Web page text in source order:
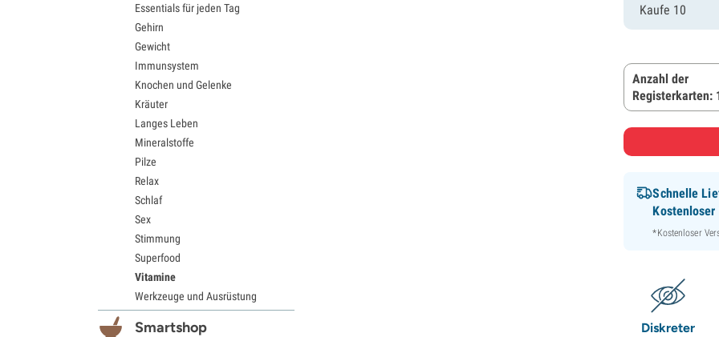
Kaufe 10
Anzahl der
Registerkarten:
Schnelle
Kostenloser
*Kostenloser
Diskreter
Essentials für jeden Tag
Gehirn
Gewicht
Immunsystem
Knochen und Gelenke
Kräuter
Langes Leben
Mineralstoffe
Pilze
Relax
Schlaf
Sex
Stimmung
Superfood
Vitamine
Werkzeuge und Ausrüstung
Smartshop